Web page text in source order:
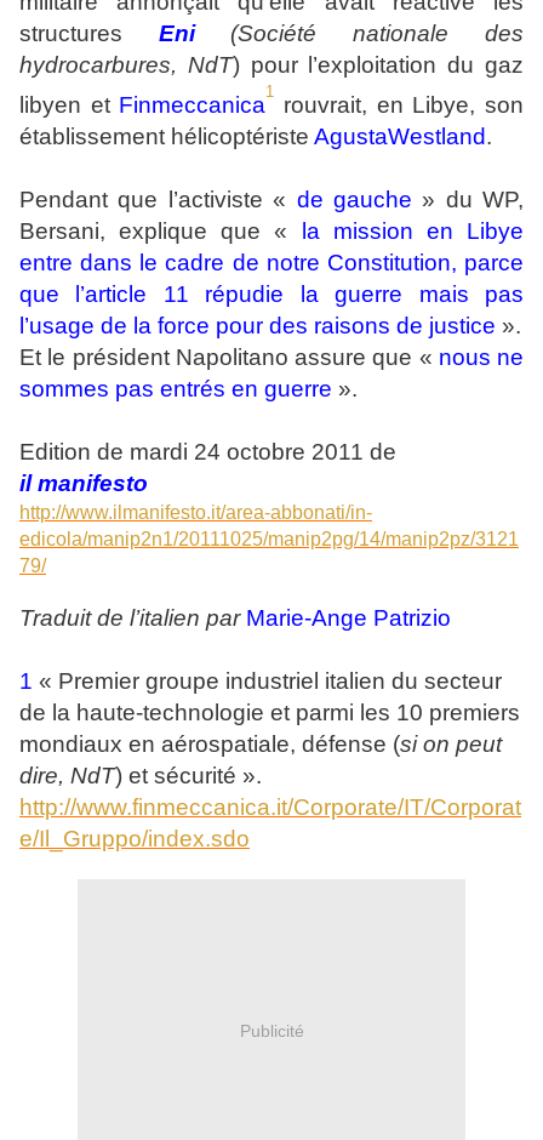
structures Eni
(Société nationale des
hydrocarbures, NdT) pour l’exploitation du gaz
libyen et Finmeccanica
1
rouvrait, en Libye, son
établissement hélicoptériste AgustaWestland.
Pendant que l’activiste « de gauche » du WP,
Bersani, explique que «
la mission en Libye
entre dans le cadre de notre Constitution, parce
que l’article 11 répudie la guerre mais pas
l’usage de la force pour des raisons de justice ».
Et le président Napolitano assure que « nous ne
sommes pas entrés en guerre ».
Edition de mardi 24 octobre 2011 de
il manifesto
http://www.ilmanifesto.it/area-abbonati/in-
edicola/manip2n1/20111025/manip2pg/14/manip2pz/3121
79/
Traduit de l’italien par Marie-Ange Patrizio
1 « Premier groupe industriel italien du secteur
de la haute-technologie et parmi les 10 premiers
mondiaux en aérospatiale, défense (si on peut
dire, NdT) et sécurité ».
http://www.finmeccanica.it/Corporate/IT/Corporat
e/Il_Gruppo/index.sdo
Publicité